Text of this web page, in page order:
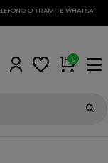
O TRAMITE WHATSAPP•
0